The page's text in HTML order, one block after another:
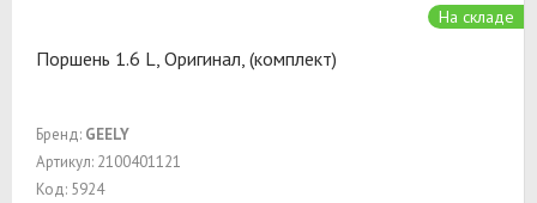
На складе
Поршень 1.6 L, Оригинал, (комплект)
Бренд: GEELY
Артикул: 2100401121
Код: 5924